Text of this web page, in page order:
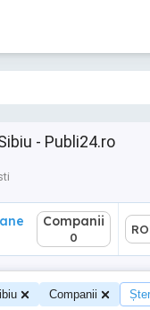
- Publi24.ro
Companii
0
Companii